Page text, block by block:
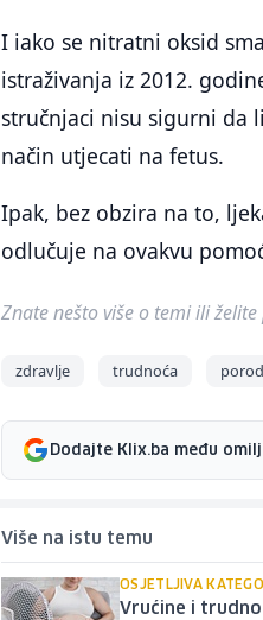
I iako se nitratni oksid
istraživanja iz 2012.
stručnjaci nisu sigurni da
način utjecati na fetus.
Ipak, bez obzira na to,
odlučuje na ovakvu
Znate nešto više o temi ili
zdravlje trudnoća porod
Dodajte Klix.ba među
Više na istu temu
OSJETLJIVA
Vrućine i